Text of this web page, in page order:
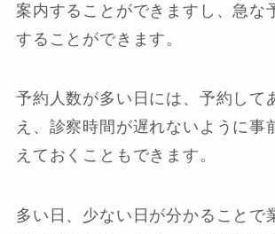
案内することができますし、急な
することができます。
予約人数が多い日には、予約して
え、診察時間が遅れないように事
えておくこともできます。
多い日、少ない日が分かることで